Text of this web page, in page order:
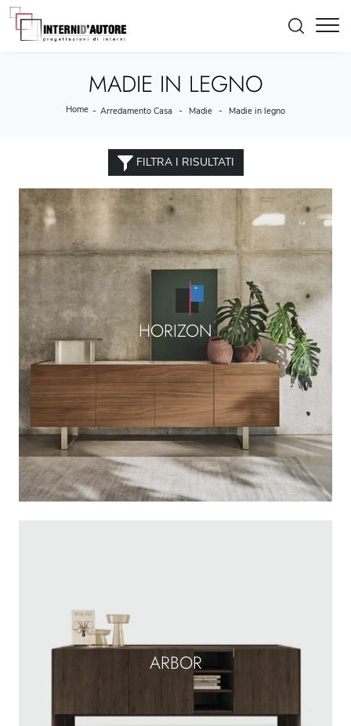
MADIE IN LEGNO
Home - Arredamento Casa - Madie - Madie in legno
FILTRA I RISULTATI
HORIZON
ARBOR